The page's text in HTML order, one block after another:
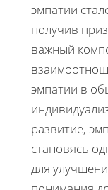
эмпатии
получив
важный
эмпатии в
развитие,
становясь
для